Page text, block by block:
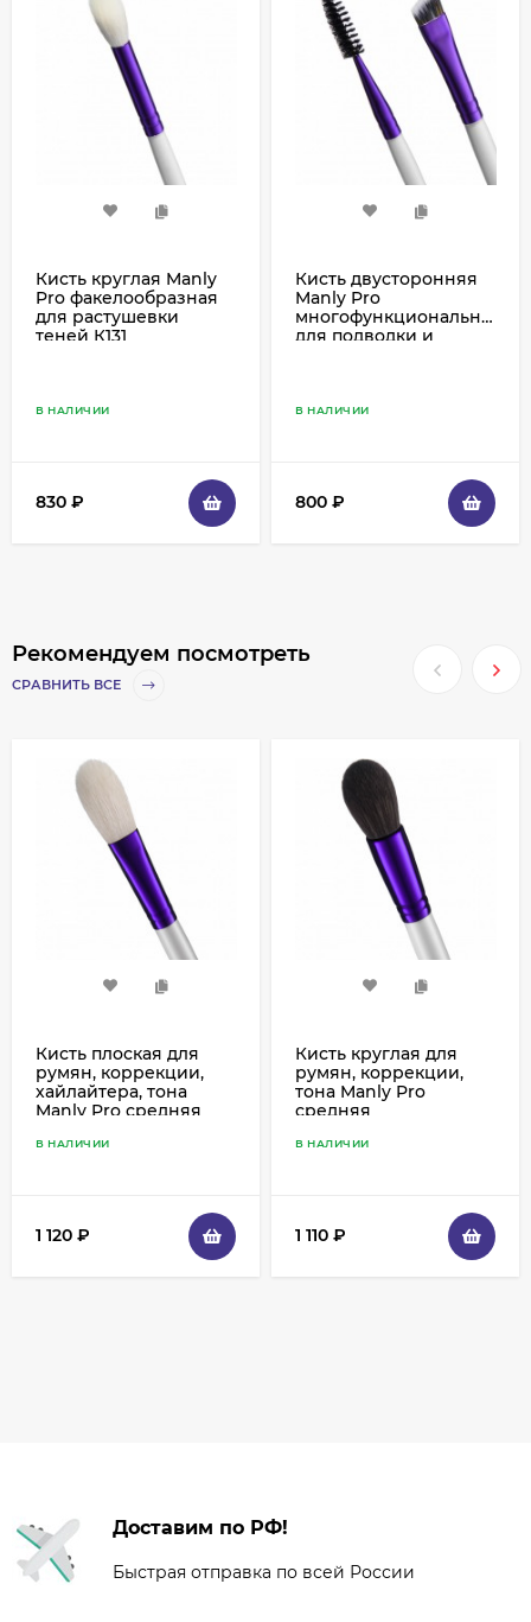
Кисть круглая Manly
Pro факелообразная
для растушевки
теней К131
В НАЛИЧИИ
830 ₽
Кисть двусторонняя
Manly Pro
многофункциональная
для подводки и
В НАЛИЧИИ
800 ₽
Рекомендуем посмотреть
СРАВНИТЬ ВСЕ
Кисть плоская для
румян, коррекции,
хайлайтера, тона
Manly Pro средняя
- К97
В НАЛИЧИИ
1 120 ₽
Кисть круглая для
румян, коррекции,
тона Manly Pro
средняя
- К80
В НАЛИЧИИ
1 110 ₽
Доставим по РФ!
Быстрая отправка по всей России